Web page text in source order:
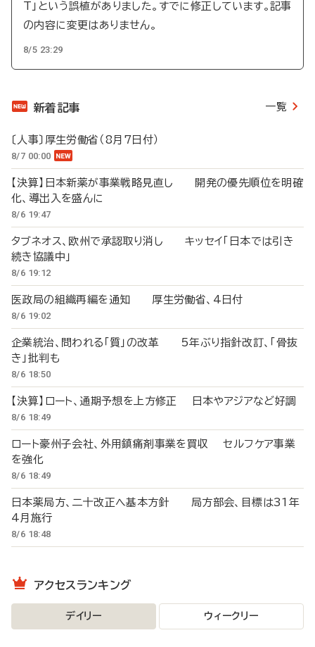
T」という誤植がありました。すでに修正しています。記事
の内容に変更はありません。
8/5 23:29
新着記事 一覧
〔人事〕厚生労働省（8月7日付）
8/7 00:00
【決算】日本新薬が事業戦略見直し 開発の優先順位を明確
化、導出入を盛んに
8/6 19:47
タブネオス、欧州で承認取り消し キッセイ「日本では引き
続き協議中」
8/6 19:12
医政局の組織再編を通知 厚生労働省、4日付
8/6 19:02
企業統治、問われる「質」の改革 5年ぶり指針改訂、「骨抜
き」批判も
8/6 18:50
【決算】ロート、通期予想を上方修正 日本やアジアなど好調
8/6 18:49
ロート豪州子会社、外用鎮痛剤事業を買収 セルフケア事業
を強化
8/6 18:49
日本薬局方、二十改正へ基本方針 局方部会、目標は31年
4月施行
8/6 18:48
アクセスランキング
デイリー ウィークリー